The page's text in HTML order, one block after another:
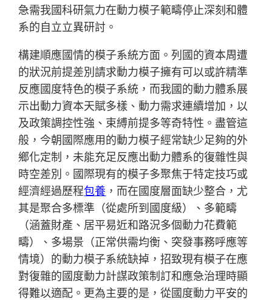
急需我國科研氣力在動力模子範疇停止深刻和體
系的自立立異研討。
構建順應國情的模子系統方面。列國的資本周遭
的狀況前提差別請求動力模子擁有可以或許精準
反應國度特色的模子系統，而我國的動力體系展
示出動力資本天賦多樣、動力需求連續增加，以
及政策調控性強、束縛前提多等奇特性。盡管這
般，今朝國際應用的動力模子經常缺少足夠的外
鄉化定制，未能充足反應出動力體系的復雜性與
時空差別。國際現有的模子多聚焦于特定技巧或
經濟經過歷程包養 ，而在國度層面缺少整合，尤
其是聚合多標準（從處所到國度級）、多範疇
（涵蓋財產、居平易近和路況多個動力花費範
疇）、多場景（正常供需均衡、突發事務呼應等
情境）的動力模子系統缺掉，招致現有模子在應
對復雜的國度動力計謀政策制訂和應急治理時顯
得難以適配。更為主要的是，從國度動力平安的